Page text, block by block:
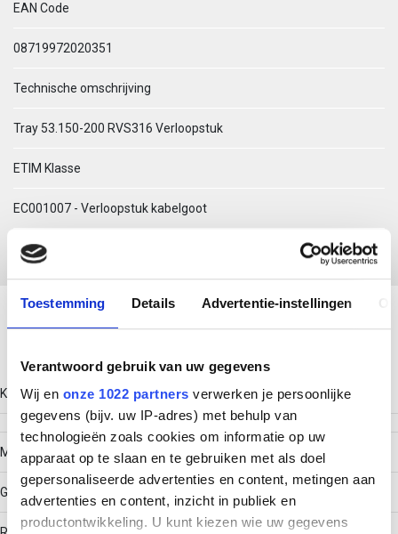
Toestemming Details Advertentie-instellingen
Verantwoord gebruik van uw gegevens
Wij en onze 1022 partners verwerken je persoonlijke
gegevens (bijv. uw IP-adres) met behulp van
technologieën zoals cookies om informatie op uw
apparaat op te slaan en te gebruiken met als doel
gepersonaliseerde advertenties en content, metingen aan
advertenties en content, inzicht in publiek en
productontwikkeling. U kunt kiezen wie uw gegevens
EAN Code
08719972020351
Technische omschrijving
Tray 53.150-200 RVS316 Verloopstuk
ETIM Klasse
EC001007 - Verloopstuk kabelgoot
Kleur
Model
Geïntegreerde verbinder